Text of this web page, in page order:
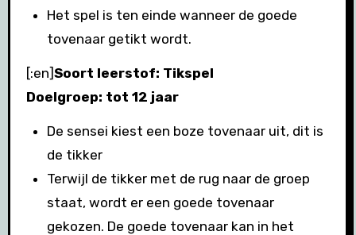
Het spel is ten einde wanneer de goede
tovenaar getikt wordt.
[:en]Soort leerstof: Tikspel
Doelgroep: tot 12 jaar
De sensei kiest een boze tovenaar uit, dit is
de tikker
Terwijl de tikker met de rug naar de groep
staat, wordt er een goede tovenaar
gekozen. De goede tovenaar kan in het